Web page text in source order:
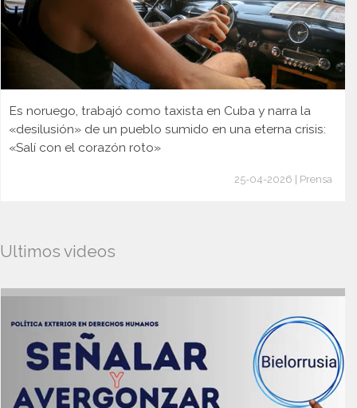
Es noruego, trabajó como taxista en Cuba y narra la
«desilusión» de un pueblo sumido en una eterna crisis:
«Salí con el corazón roto»
25-04-2026 | Prensa
Ultimos videos